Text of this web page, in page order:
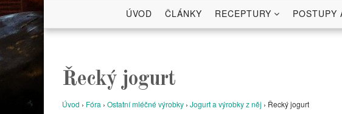
ÚVOD ČLÁNKY RECEPTURY POSTUPY
Řecký jogurt
Úvod › Fóra › Ostatní mléčné výrobky › Jogurt a výrobky z něj › Řecký jogurt